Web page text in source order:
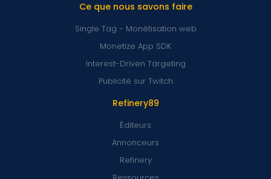
Refinery89
Éditeurs
Annonceurs
Refinery
Ce que nous savons faire
Single Tag - Monétisation web
Monetize App SDK
Interest-Driven Targeting
Publicité sur Twitch